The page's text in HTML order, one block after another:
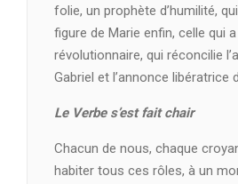
folie, un prophète d’humilité,
figure de Marie enfin, celle qui
révolutionnaire, qui réconcilie
Gabriel et l’annonce libératrice
Le Verbe s’est fait chair
Chacun de nous, chaque
habiter tous ces rôles, à un